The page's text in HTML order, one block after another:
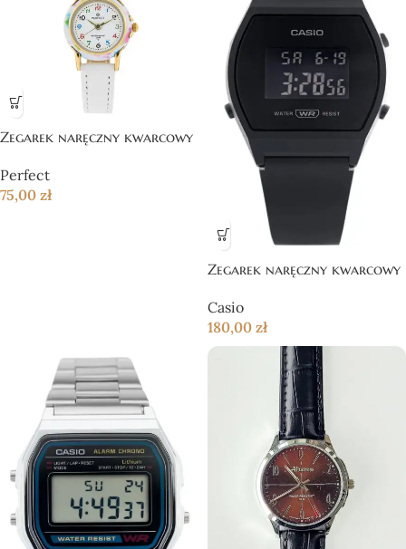
Zegarek naręczny kwarcowy
Perfect
75,00 zł
Zegarek naręczny kwarcowy
Casio
180,00 zł